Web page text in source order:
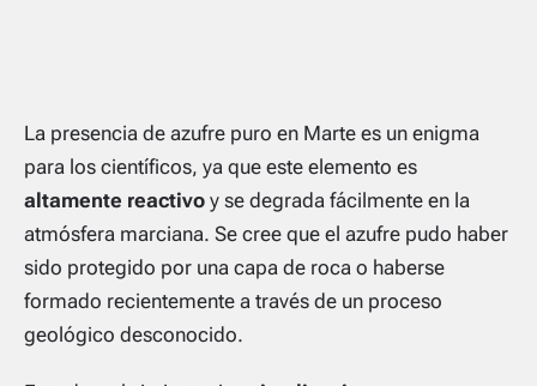
La presencia de azufre puro en Marte es un enigma
para los científicos, ya que este elemento es
altamente reactivo y se degrada fácilmente en la
atmósfera marciana. Se cree que el azufre pudo haber
sido protegido por una capa de roca o haberse
formado recientemente a través de un proceso
geológico desconocido.